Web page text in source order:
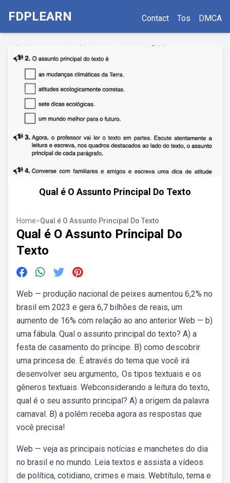
FDPLEARN Contact Tos DMCA
Qual é O Assunto Principal Do Texto
Home>Qual é O Assunto Principal Do Texto
Qual é O Assunto Principal Do
Texto
Web — produção nacional de peixes aumentou 6,2% no
brasil em 2023 e gera 6,7 bilhões de reais, um
aumento de 16% com relação ao ano anterior Web — b)
uma fábula. Qual o assunto principal do texto? A) a
festa de casamento do príncipe. B) como descobrir
uma princesa de. É através do tema que você irá
desenvolver seu argumento,. Os tipos textuais e os
gêneros textuais. Webconsiderando a leitura do texto,
qual é o seu assunto principal? A) a origem da palavra
carnaval. B) a polêm receba agora as respostas que
você precisa!
Web — veja as principais notícias e manchetes do dia
no brasil e no mundo. Leia textos e assista a vídeos
de política, cotidiano, crimes e mais. Webtítulo, tema e